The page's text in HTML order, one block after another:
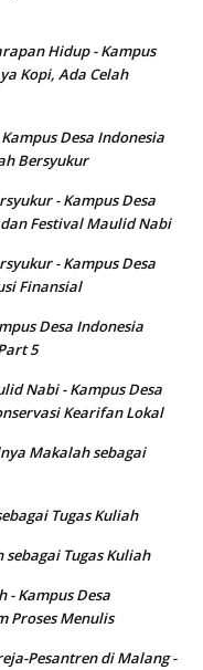
Hidup - Kampus
Kopi, Ada Celah
Desa Indonesia
Bersyukur
- Kampus Desa
Festival Maulid Nabi
- Kampus Desa
Finansial
Desa Indonesia
5
Nabi - Kampus Desa
Kearifan Lokal
Makalah sebagai
Tugas Kuliah
Tugas Kuliah
- Kampus Desa
Proses Menulis
Pesantren di Malang -